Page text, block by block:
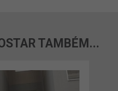
TAMBÉM...